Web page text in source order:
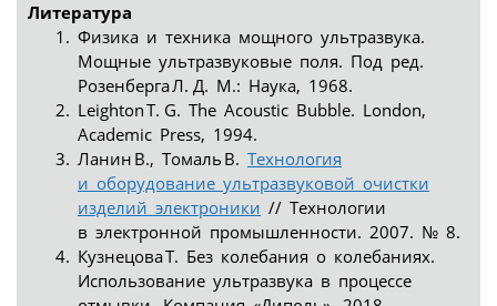
Литература
Физика и техника мощного ультразвука.
Мощные ультразвуковые поля. Под ред.
Розенберга Л. Д. М.: Наука, 1968.
Leighton T. G. The Acoustic Bubble. London,
Academic Press, 1994.
Ланин В., Томаль В. Технология
и оборудование ультразвуковой очистки
изделий электроники // Технологии
в электронной промышленности. 2007. № 8.
Кузнецова Т. Без колебания о колебаниях.
Использование ультразвука в процессе